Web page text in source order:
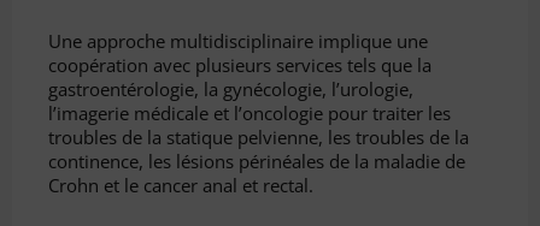
Une approche multidisciplinaire implique une
coopération avec plusieurs services tels que la
gastroentérologie, la gynécologie, l’urologie,
l’imagerie médicale et l’oncologie pour traiter les
troubles de la statique pelvienne, les troubles de la
continence, les lésions périnéales de la maladie de
Crohn et le cancer anal et rectal.